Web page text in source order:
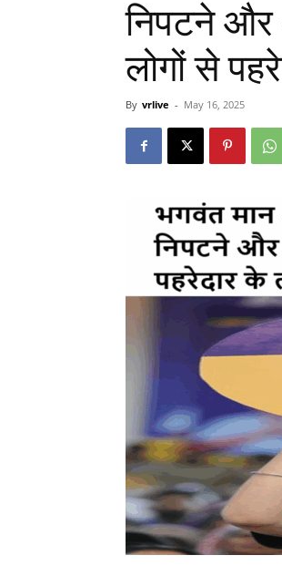
निपटने और
लोगों से
By vrlive - May 16, 2025